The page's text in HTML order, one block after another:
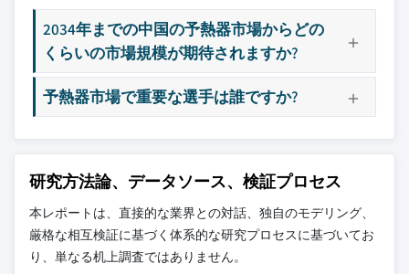
3.6.2 製品別
3.7 規制環境
3.7.1 規格とコンプライアンス要件
3.7.2 地域別規制フレームワーク
3.8.1 主要輸入国
3.9 ポーターの分析
3.10 PESTEL分析
8.4 アジア太平洋
8.4.1 中国
8.4.2 日本
8.4.3 インド
8.4.5 韓国
8.5.1 ブラジル
8.5.2 メキシコ
8.5.3 アルゼンチン
8.6 中東・アフリカ
9.9 フィブス・グループ
9.10 江蘇金峰空気予熱器
9.11 三菱重工業
9.12 Rentech Boilers
9.13 ロータリー・エンジニアリング
9.14 SPX
主要な競合他社が見当たりませんか？
このレポートに掲載されている企業は厳選さ
2034年までの中国の予熱器市場からどの
くらいの市場規模が期待されますか?
予熱器市場で重要な選手は誰ですか?
研究方法論、データソース、検証プロセス
本レポートは、直接的な業界との対話、独自のモデリング、
厳格な相互検証に基づく体系的な研究プロセスに基づいてお
り、単なる机上調査ではありません。